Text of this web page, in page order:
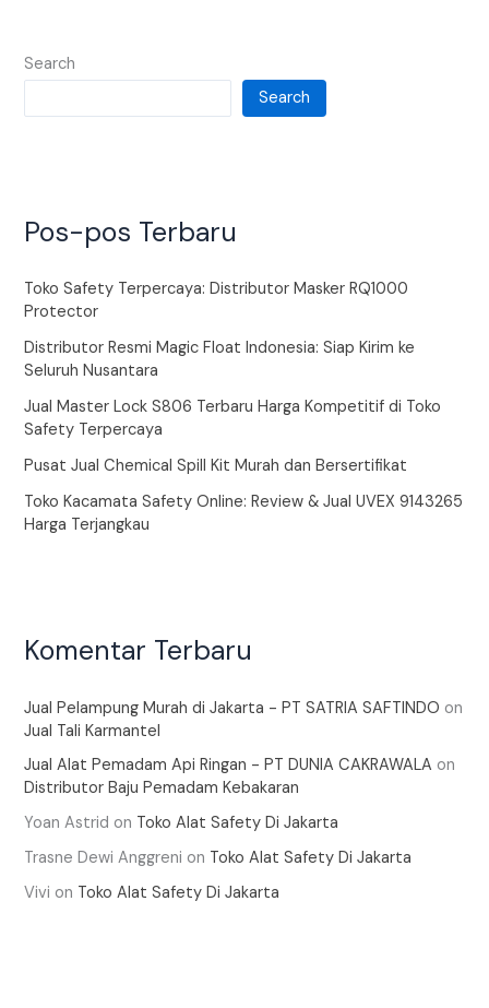
Search
Search
Pos-pos Terbaru
Toko Safety Terpercaya: Distributor Masker RQ1000
Protector
Distributor Resmi Magic Float Indonesia: Siap Kirim ke
Seluruh Nusantara
Jual Master Lock S806 Terbaru Harga Kompetitif di Toko
Safety Terpercaya
Pusat Jual Chemical Spill Kit Murah dan Bersertifikat
Toko Kacamata Safety Online: Review & Jual UVEX 9143265
Harga Terjangkau
Komentar Terbaru
Jual Pelampung Murah di Jakarta - PT SATRIA SAFTINDO on
Jual Tali Karmantel
Jual Alat Pemadam Api Ringan - PT DUNIA CAKRAWALA on
Distributor Baju Pemadam Kebakaran
Yoan Astrid on Toko Alat Safety Di Jakarta
Trasne Dewi Anggreni on Toko Alat Safety Di Jakarta
Vivi on Toko Alat Safety Di Jakarta